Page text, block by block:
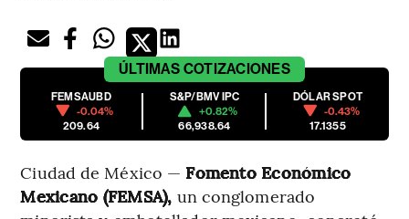
ÚLTIMAS COTIZACIONES
FEMSAUBD
-0.04%
209.64
S&P/BMV IPC
+0.82%
66,938.64
DÓLAR SPOT
-0.43%
17.1355
Ciudad de México — Fomento Económico
Mexicano (FEMSA), un conglomerado